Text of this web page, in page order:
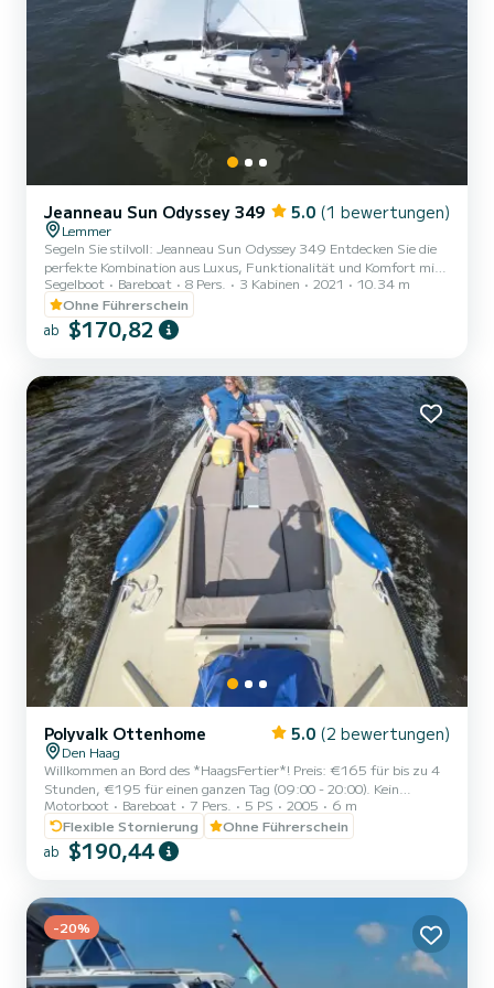
Jeanneau Sun Odyssey 349 5.0 (1 bewertungen)
Lemmer
Segeln Sie stilvoll: Jeanneau Sun Odyssey 349 Entdecken Sie die
perfekte Kombination aus Luxus, Funktionalität und Komfort mit
der Jeanneau Sun Odyssey 349. Diese sorgfältig konzipierte
Segelyacht bietet alles, was Sie für eine unvergessliche Zeit auf
dem Wasser benötigen. Das Boot ist mit einem einzigartigen
Hubkiel ausgestattet, der einen variablen Tiefgang von 1,25
Kombination, um ruhiges Segeln (und Schwimmen) im flachen
Wasser zu geni...
Segelboot Bareboat 8 Pers. 3 Kabinen 2021
10.34 m
Ohne Führerschein
ab $170,82
Polyvalk Ottenhome 5.0 (2 bewertungen)
Den Haag
Willkommen an Bord des *HaagsFertier*! Preis: €165 für bis zu 4
Stunden, €195 für einen ganzen Tag (09:00 - 20:00). Kein
Bootsführerschein erforderlich. Interessiert an einer Fahrt mit
einem Kapitän? Buchen Sie eine 2-stündige Tour für €250 oder eine
3,5-stündige Tour für €350,-. Kapitän inbegriffen. DM uns bei
Fragen! NEU: Mehr als 7 Personen? Kein Problem! Wir können ein
segeln können. Unser blauer Kumpel HaagsFertier ist be...
Motorboot Bareboat 7 Pers. 5 PS 2005
6 m
Flexible Stornierung
Ohne Führerschein
ab $190,44
-20%